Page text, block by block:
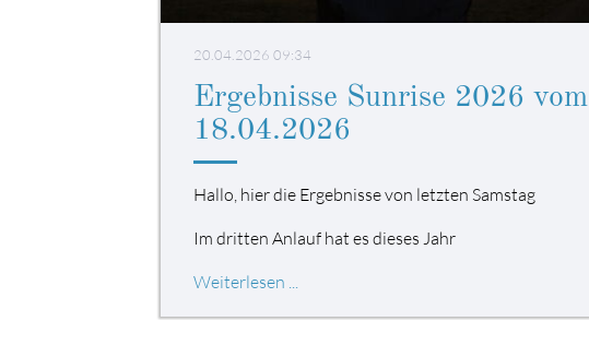
20.04.2026 09:34
Ergebnisse Sunrise 2026 vom
18.04.2026
Hallo, hier die Ergebnisse von letzten Samstag
Im dritten Anlauf hat es dieses Jahr
Weiterlesen ...